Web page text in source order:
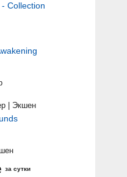
Collection
| Экшен
за сутки